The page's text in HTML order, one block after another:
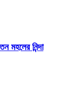
মহলের নিন্দা